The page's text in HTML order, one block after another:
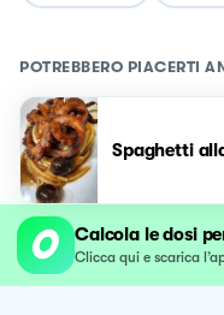
POTREBBERO PIACERTI
Spaghetti
Calcola le dosi
Clicca qui e scarica